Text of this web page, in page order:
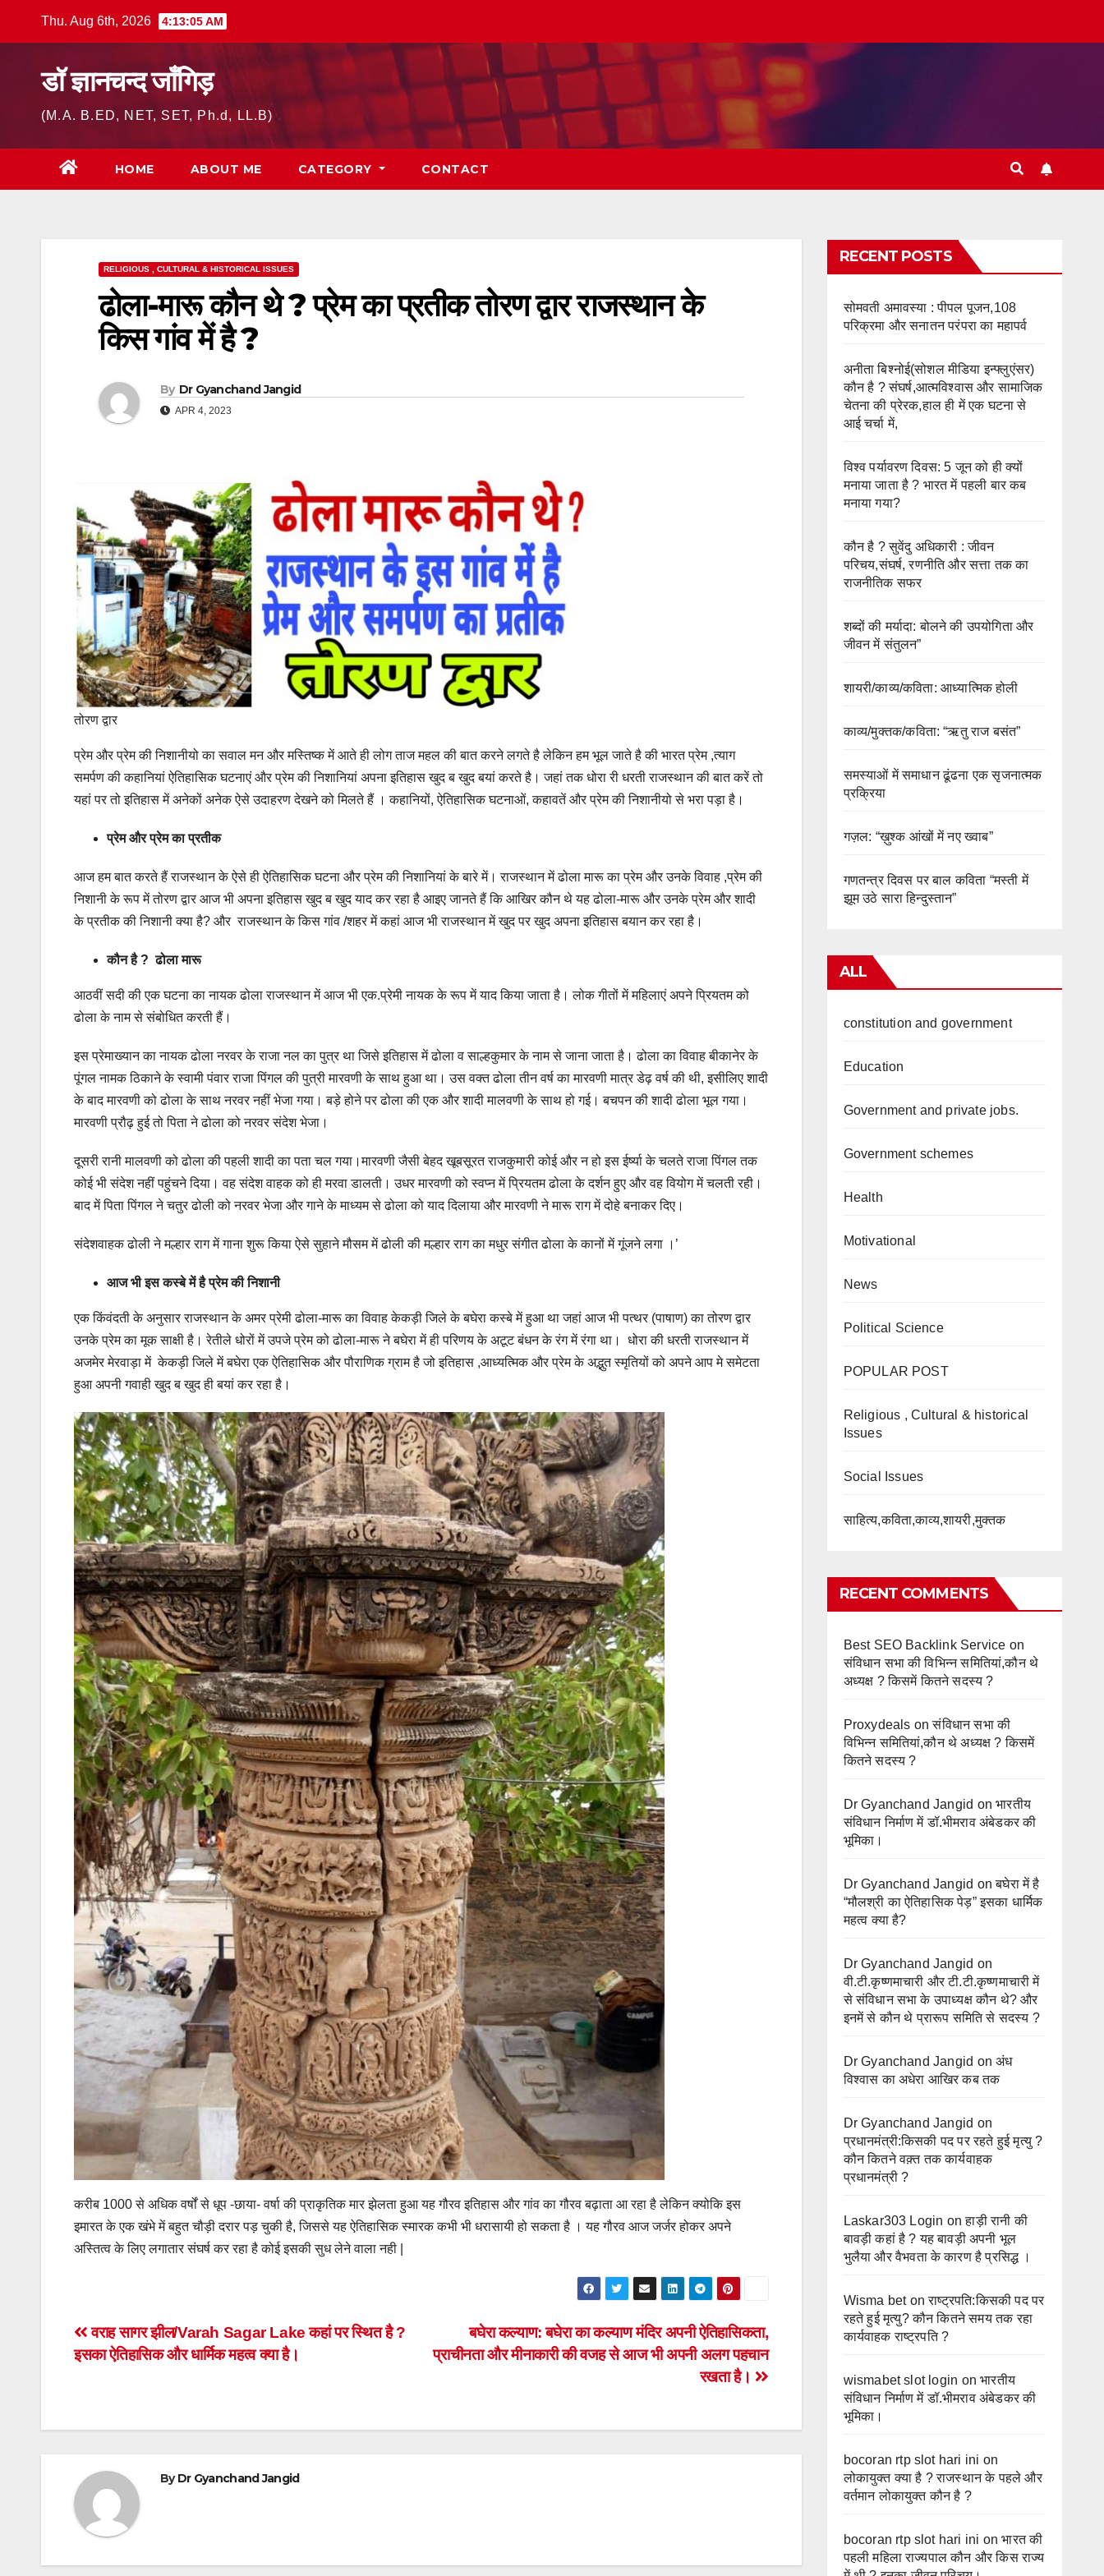
Thu. Aug 6th, 2026 4:13:06 AM
डॉ ज्ञानचन्द जाँगिड़
(M.A. B.ED, NET, SET, Ph.d, LL.B)
HOME ABOUT ME CATEGORY CONTACT
RELIGIOUS , CULTURAL & HISTORICAL ISSUES
ढोला-मारू कौन थे ? प्रेम का प्रतीक तोरण द्वार राजस्थान के
किस गांव में है ?
By Dr Gyanchand Jangid
APR 4, 2023
तोरण द्वार
प्रेम और प्रेम की निशानीयो का सवाल मन और मस्तिष्क में आते ही लोग ताज महल की बात करने लगते है लेकिन हम भूल जाते है की भारत प्रेम ,त्याग
समर्पण की कहानियां ऐतिहासिक घटनाएं और प्रेम की निशानियां अपना इतिहास खुद ब खुद बयां करते है। जहां तक धोरा री धरती राजस्थान की बात करें तो
यहां पर तो इतिहास में अनेकों अनेक ऐसे उदाहरण देखने को मिलते हैं । कहानियों, ऐतिहासिक घटनाओं, कहावतें और प्रेम की निशानीयो से भरा पड़ा है।
प्रेम और प्रेम का प्रतीक
आज हम बात करते हैं राजस्थान के ऐसे ही ऐतिहासिक घटना और प्रेम की निशानियां के बारे में। राजस्थान में ढोला मारू का प्रेम और उनके विवाह ,प्रेम की
निशानी के रूप में तोरण द्वार आज भी अपना इतिहास खुद ब खुद याद कर रहा है आइए जानते हैं कि आखिर कौन थे यह ढोला-मारू और उनके प्रेम और शादी
के प्रतीक की निशानी क्या है? और राजस्थान के किस गांव /शहर में कहां आज भी राजस्थान में खुद पर खुद अपना इतिहास बयान कर रहा है।
कौन है ? ढोला मारू
आठवीं सदी की एक घटना का नायक ढोला राजस्थान में आज भी एक.प्रेमी नायक के रूप में याद किया जाता है। लोक गीतों में महिलाएं अपने प्रियतम को
ढोला के नाम से संबोधित करती हैं।
इस प्रेमाख्यान का नायक ढोला नरवर के राजा नल का पुत्र था जिसे इतिहास में ढोला व साल्हकुमार के नाम से जाना जाता है। ढोला का विवाह बीकानेर के
पूंगल नामक ठिकाने के स्वामी पंवार राजा पिंगल की पुत्री मारवणी के साथ हुआ था। उस वक्त ढोला तीन वर्ष का मारवणी मात्र डेढ़ वर्ष की थी, इसीलिए शादी
के बाद मारवणी को ढोला के साथ नरवर नहीं भेजा गया। बड़े होने पर ढोला की एक और शादी मालवणी के साथ हो गई। बचपन की शादी ढोला भूल गया।
मारवणी प्रौढ़ हुई तो पिता ने ढोला को नरवर संदेश भेजा।
दूसरी रानी मालवणी को ढोला की पहली शादी का पता चल गया।मारवणी जैसी बेहद खूबसूरत राजकुमारी कोई और न हो इस ईर्ष्या के चलते राजा पिंगल तक
कोई भी संदेश नहीं पहुंचने दिया। वह संदेश वाहक को ही मरवा डालती। उधर मारवणी को स्वप्न में प्रियतम ढोला के दर्शन हुए और वह वियोग में चलती रही।
बाद में पिता पिंगल ने चतुर ढोली को नरवर भेजा और गाने के माध्यम से ढोला को याद दिलाया और मारवणी ने मारू राग में दोहे बनाकर दिए।
संदेशवाहक ढोली ने मल्हार राग में गाना शुरू किया ऐसे सुहाने मौसम में ढोली की मल्हार राग का मधुर संगीत ढोला के कानों में गूंजने लगा ।’
आज भी इस कस्बे में है प्रेम की निशानी
एक किंवंदती के अनुसार राजस्थान के अमर प्रेमी ढोला-मारू का विवाह केकड़ी जिले के बघेरा कस्बे में हुआ था जहां आज भी पत्थर (पाषाण) का तोरण द्वार
उनके प्रेम का मूक साक्षी है। रेतीले धोरों में उपजे प्रेम को ढोला-मारू ने बघेरा में ही परिणय के अटूट बंधन के रंग में रंगा था। धोरा की धरती राजस्थान में
अजमेर मेरवाड़ा में केकड़ी जिले में बघेरा एक ऐतिहासिक और पौराणिक ग्राम है जो इतिहास ,आध्यत्मिक और प्रेम के अद्भुत स्मृतियों को अपने आप मे समेटता
हुआ अपनी गवाही खुद ब खुद ही बयां कर रहा है।
करीब 1000 से अधिक वर्षों से धूप -छाया- वर्षा की प्राकृतिक मार झेलता हुआ यह गौरव इतिहास और गांव का गौरव बढ़ाता आ रहा है लेकिन क्योकि इस
इमारत के एक खंभे में बहुत चौड़ी दरार पड़ चुकी है, जिससे यह ऐतिहासिक स्मारक कभी भी धरासायी हो सकता है । यह गौरव आज जर्जर होकर अपने
अस्तित्व के लिए लगातार संघर्ष कर रहा है कोई इसकी सुध लेने वाला नही |
Post
navigation
बघेरा कल्याण: बघेरा का कल्याण मंदिर अपनी ऐतिहासिकता,
प्राचीनता और मीनाकारी की वजह से आज भी अपनी अलग पहचान
रखता है।
वराह सागर झील/Varah Sagar Lake कहां पर स्थित है ?
इसका ऐतिहासिक और धार्मिक महत्व क्या है।
ByDr Gyanchand Jangid
RECENT POSTS
सोमवती अमावस्या : पीपल पूजन,108
परिक्रमा और सनातन परंपरा का महापर्व
अनीता बिश्नोई(सोशल मीडिया इन्फ्लुएंसर)
कौन है ? संघर्ष,आत्मविश्वास और सामाजिक
चेतना की प्रेरक,हाल ही में एक घटना से
आई चर्चा में,
विश्व पर्यावरण दिवस: 5 जून को ही क्यों
मनाया जाता है ? भारत में पहली बार कब
मनाया गया?
कौन है ? सुवेंदु अधिकारी : जीवन
परिचय,संघर्ष, रणनीति और सत्ता तक का
राजनीतिक सफर
शब्दों की मर्यादा: बोलने की उपयोगिता और
जीवन में संतुलन”
शायरी/काव्य/कविता: आध्यात्मिक होली
काव्य/मुक्तक/कविता: “ऋतु राज बसंत”
समस्याओं में समाधान ढूंढना एक सृजनात्मक
प्रक्रिया
गज़ल: “ख़ुश्क आंखों में नए ख्वाब”
गणतन्त्र दिवस पर बाल कविता “मस्ती में
झूम उठे सारा हिन्दुस्तान”
ALL
constitution and government
Education
Government and private jobs.
Government schemes
Health
Motivational
News
Political Science
POPULAR POST
Religious , Cultural & historical
Issues
Social Issues
साहित्य,कविता,काव्य,शायरी,मुक्तक
RECENT COMMENTS
Best SEO Backlink Service on
संविधान सभा की विभिन्न समितियां,कौन थे
अध्यक्ष ? किसमें कितने सदस्य ?
Proxydeals onसंविधान सभा की
विभिन्न समितियां,कौन थे अध्यक्ष ? किसमें
कितने सदस्य ?
Dr Gyanchand Jangid onभारतीय
संविधान निर्माण में डॉ.भीमराव अंबेडकर की
भूमिका।
Dr Gyanchand Jangid onबघेरा में है
“मौलश्री का ऐतिहासिक पेड़” इसका धार्मिक
महत्व क्या है?
Dr Gyanchand Jangid on
वी.टी.कृष्णमाचारी और टी.टी.कृष्णमाचारी में
से संविधान सभा के उपाध्यक्ष कौन थे? और
इनमें से कौन थे प्रारूप समिति से सदस्य ?
Dr Gyanchand Jangid onअंध
विश्वास का अधेरा आखिर कब तक
Dr Gyanchand Jangid on
प्रधानमंत्री:किसकी पद पर रहते हुई मृत्यु ?
कौन कितने वक़्त तक कार्यवाहक
प्रधानमंत्री ?
Laskar303 Login onहाड़ी रानी की
बावड़ी कहां है ? यह बावड़ी अपनी भूल
भुलैया और वैभवता के कारण है प्रसिद्ध ।
Wisma betonराष्ट्रपति:किसकी पद पर
रहते हुई मृत्यु? कौन कितने समय तक रहा
कार्यवाहक राष्ट्रपति ?
wismabet slot login onभारतीय
संविधान निर्माण में डॉ.भीमराव अंबेडकर की
भूमिका।
bocoran rtp slot hari ini on
लोकायुक्त क्या है ? राजस्थान के पहले और
वर्तमान लोकायुक्त कौन है ?
bocoran rtp slot hari ini onभारत की
पहली महिला राज्यपाल कौन और किस राज्य